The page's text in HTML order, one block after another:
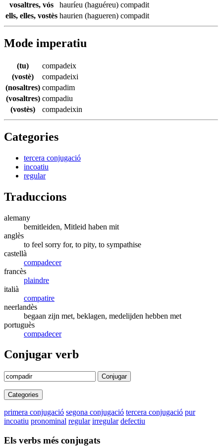
vosaltres, vós
hauríeu (haguéreu) compadit
ells, elles, vostès haurien (hagueren) compadit
Mode imperatiu
(tu)
compadeix
(vostè)
compadeixi
(nosaltres) compadim
(vosaltres) compadiu
(vostès)
compadeixin
Categories
tercera conjugació
incoatiu
regular
Traduccions
alemany
bemitleiden, Mitleid haben mit
anglès
to feel sorry for, to pity, to sympathise
castellà
compadecer
francès
plaindre
italià
compatire
neerlandès
begaan zijn met, beklagen, medelijden hebben met
portuguès
compadecer
Conjugar verb
Conjugar
Categories
primera conjugació segona conjugació tercera conjugació pur
incoatiu pronominal regular irregular defectiu
Els verbs més conjugats